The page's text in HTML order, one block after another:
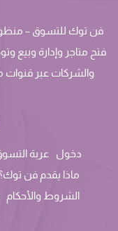
فن توك للتسوق –
فتح متاجر وإدارة وبيع
والشركات عبر قنوات
دخول عربة
ماذا يقدم فن
الشروط والأحكام